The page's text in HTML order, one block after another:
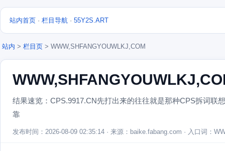
站内首页 · 栏目导航 · 55Y2S.ART
站内 > 栏目页 > WWW,SHFANGYOUWLKJ,COM
结果速览：CPS.9917.CN先打出来的往往就是那种CPS拆词联
靠
发布时间：2026-08-09 02:35:14 · 来源：baike.fabang.com · 入口词：